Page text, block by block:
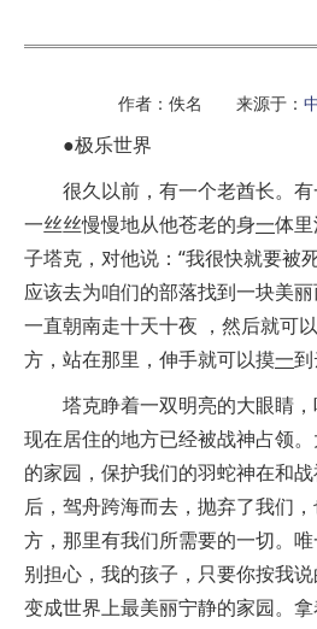
作者：佚名 来源于：
●极乐世界
很久以前，有一个老酋长。
一丝丝慢慢地从他苍老的身一体
子塔克，对他说：“我很快就要被
应该去为咱们的部落找到一块美
一直朝南走十天十夜 ，然后就可
方，站在那里，伸手就可以摸一
塔克睁着一双明亮的大眼睛
现在居住的地方已经被战神占领。
的家园，保护我们的羽蛇神在和
后，驾舟跨海而去，抛弃了我们
方，那里有我们所需要的一切。
别担心，我的孩子，只要你按我
变成世界上最美丽宁静的家园。